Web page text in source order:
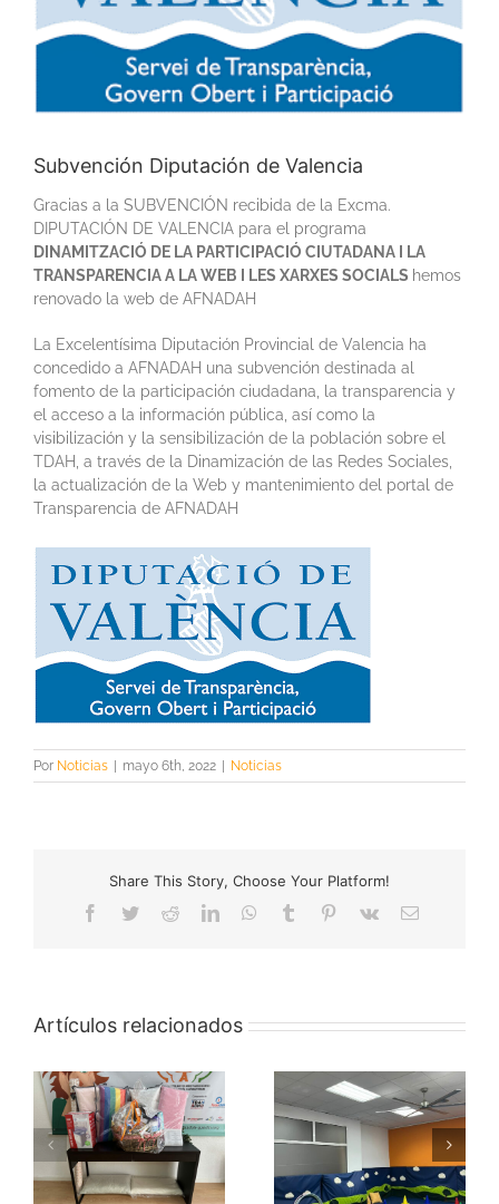
Subvención Diputación de Valencia
Gracias a la SUBVENCIÓN recibida de la Excma.
DIPUTACIÓN DE VALENCIA para el programa
DINAMITZACIÓ DE LA PARTICIPACIÓ CIUTADANA I LA
TRANSPARENCIA A LA WEB I LES XARXES SOCIALS hemos
renovado la web de AFNADAH
La Excelentísima Diputación Provincial de Valencia ha
concedido a AFNADAH una subvención destinada al
fomento de la participación ciudadana, la transparencia y
el acceso a la información pública, así como la
visibilización y la sensibilización de la población sobre el
TDAH, a través de la Dinamización de las Redes Sociales,
la actualización de la Web y mantenimiento del portal de
Transparencia de AFNADAH
Por Noticias mayo 6th, 2022 Noticias
Share This Story, Choose Your Platform!
Facebook
TwitterRedditLinkedInWhatsApp
Tumblr Pinterest
Vk
Correo
Artículos relacionados
PROGRAMA
ESTIMULA-T
CAMPAMENTO
NAVIDAD